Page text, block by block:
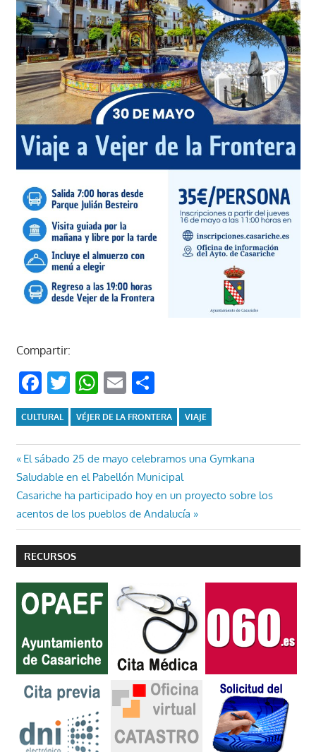
Compartir:
Facebook
Twitter
WhatsApp
EmailCompartir
CULTURAL VÉJER DE LA FRONTERA VIAJE
Navegación
de
entradas
Entrada
anterior:
El sábado 25 de mayo celebramos una Gymkana
Saludable en el Pabellón Municipal
Entrada
siguiente:
Casariche ha participado hoy en un proyecto sobre los
acentos de los pueblos de Andalucía
RECURSOS